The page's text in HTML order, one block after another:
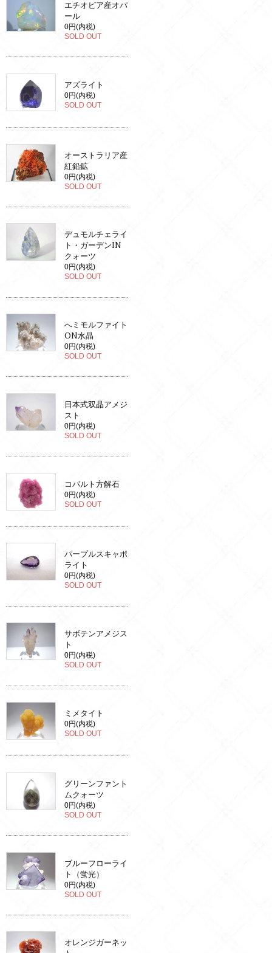
エチオピア産オパ
ール
0円(内税)
SOLD OUT
アズライト
0円(内税)
SOLD OUT
オーストラリア産
紅鉛鉱
0円(内税)
SOLD OUT
デュモルチェライ
ト・ガーデンIN
クォーツ
0円(内税)
SOLD OUT
へミモルファイト
ON水晶
0円(内税)
SOLD OUT
日本式双晶アメジ
スト
0円(内税)
SOLD OUT
コバルト方解石
0円(内税)
SOLD OUT
パープルスキャポ
ライト
0円(内税)
SOLD OUT
サボテンアメジス
ト
0円(内税)
SOLD OUT
ミメタイト
0円(内税)
SOLD OUT
グリーンファント
ムクォーツ
0円(内税)
SOLD OUT
ブルーフローライ
ト（蛍光）
0円(内税)
SOLD OUT
オレンジガーネッ